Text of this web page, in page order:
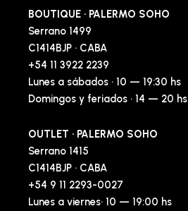
BOUTIQUE · PALERMO SOHO
Serrano 1499
C1414BJP · CABA
+54 11 3922 2239
Lunes a sábados · 10 — 19:30 hs
Domingos y feriados · 14 — 20 hs
OUTLET · PALERMO SOHO
Serrano 1415
C1414BJP · CABA
+54 9 11 2293-0027
Lunes a viernes· 10 — 19:00 hs